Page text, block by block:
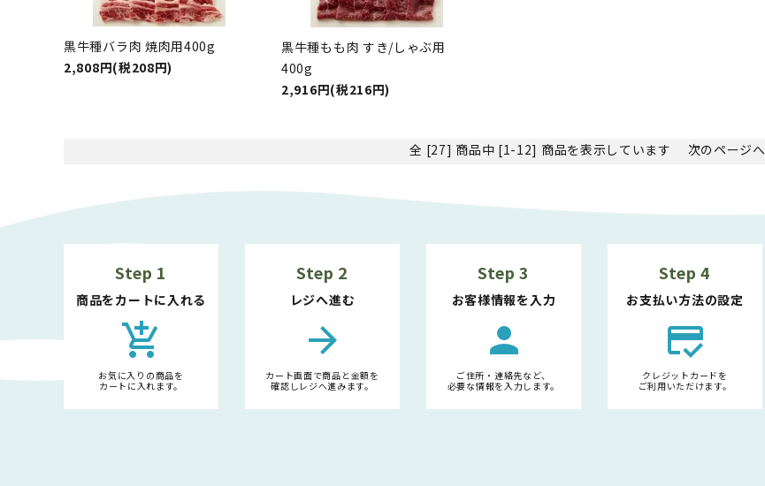
黒牛種バラ肉 焼肉用400g
2,808円(税208円)
黒牛種もも肉 すき/しゃぶ用
400g
2,916円(税216円)
全 [27] 商品中 [1-12] 商品を表示しています 次のページへ
Step 1
商品をカートに入れる
add_shopping_cart
お気に入りの商品を
カートに入れます。
Step 2
レジへ進む
arrow_forward
カート画面で商品と金額を
確認しレジへ進みます。
Step 3
お客様情報を入力
person
ご住所・連絡先など、
必要な情報を入力します。
Step 4
お支払い方法の設定
credit_score
クレジットカードを
ご利用いただけます。